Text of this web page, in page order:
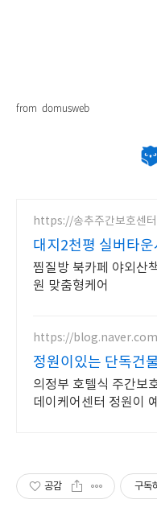
from domusweb
https://송추주간보호센
대지2천평 실버타
찜질방 북카페 야외산
원 맞춤형케어
https://
정원이있는 단독건
리본플러스 데이케
의정부 호텔식 주간보
데이케어센터 정원이
공감 구독